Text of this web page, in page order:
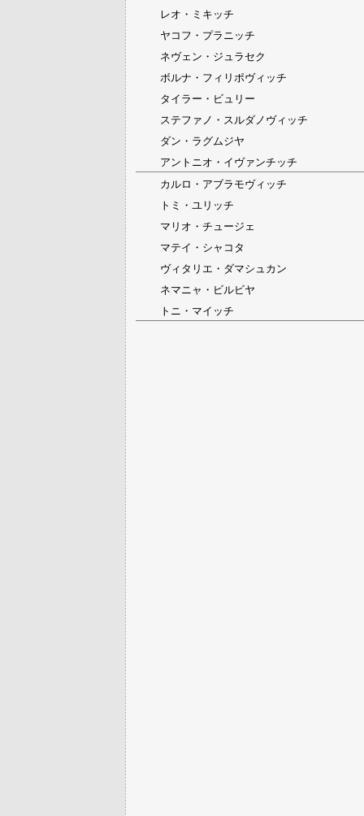
レオ・ミキッチ
ヤコフ・プラニッチ
ネヴェン・ジュラセク
ボルナ・フィリポヴィッチ
タイラー・ビュリー
ステファノ・スルダノヴィッチ
ダン・ラグムジヤ
アントニオ・イヴァンチッチ
カルロ・アブラモヴィッチ
トミ・ユリッチ
マリオ・チュージェ
マテイ・シャコタ
ヴィタリエ・ダマシュカン
ネマニャ・ビルビヤ
トニ・マイッチ